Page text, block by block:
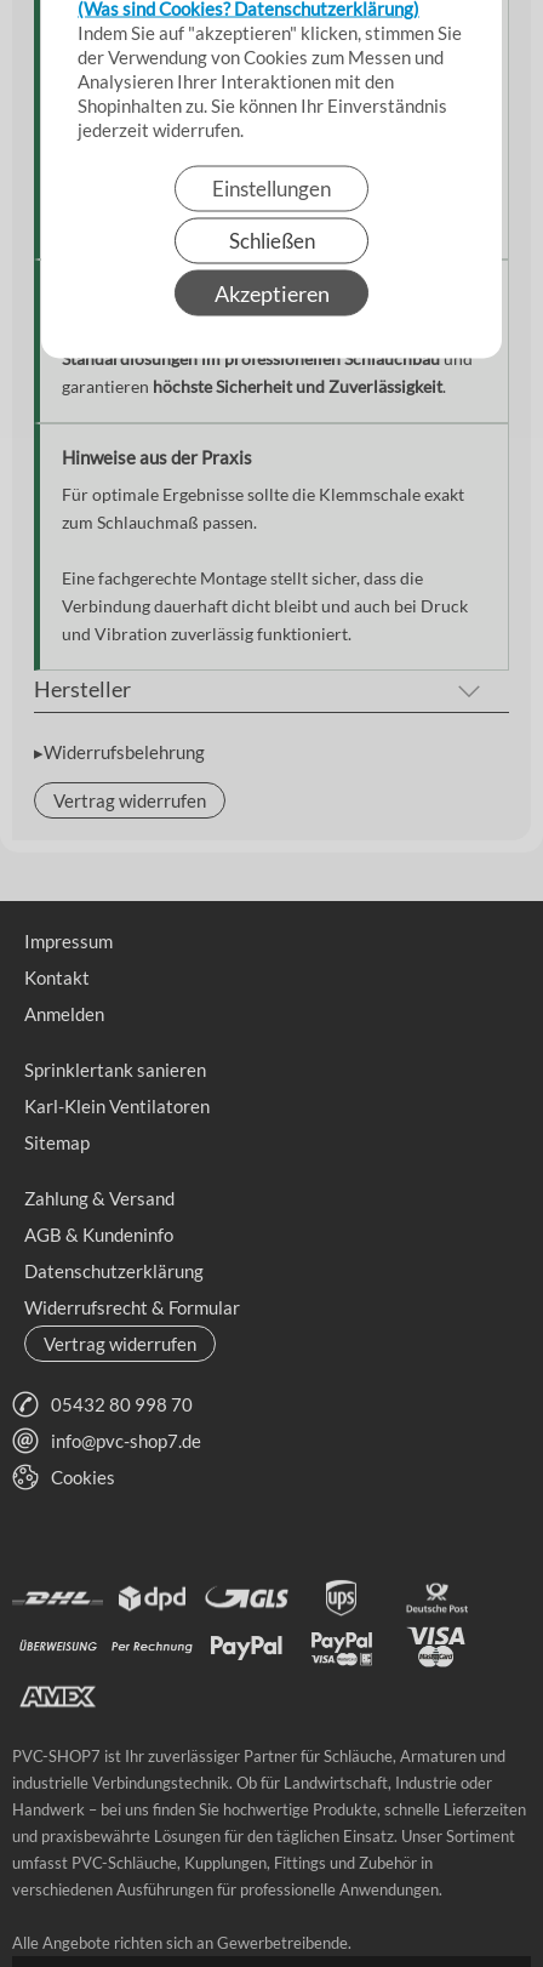
(Was sind Cookies? Datenschutzerklärung)
Indem Sie auf "akzeptieren" klicken, stimmen Sie
der Verwendung von Cookies zum Messen und
Analysieren Ihrer Interaktionen mit den
Shopinhalten zu. Sie können Ihr Einverständnis
jederzeit widerrufen.
Einstellungen
Schließen
Akzeptieren
Die Klemmschale wird um den Schlauch gelegt und
gleichmäßig verschraubt. Dadurch entsteht eine
gleichmäßige Druckverteilungund eine sichere
Verbindung.
Dies sorgt für einedichte, belastbare und dauerhaft
zuverlässige Schlauchbefestigung, auch bei hoher
Beanspruchung.
Einordnung & Einsatzkontext
Standardlösungen im professionellen Schlauchbauund
garantieren höchste Sicherheit und Zuverlässigkeit.
Hinweise aus der Praxis
Für optimale Ergebnisse sollte die Klemmschale exakt
zum Schlauchmaß passen.
Eine fachgerechte Montage stellt sicher, dass die
Verbindung dauerhaft dicht bleibt und auch bei Druck
und Vibration zuverlässig funktioniert.
Hersteller
▸Widerrufsbelehrung
Vertrag widerrufen
Impressum
Kontakt
Anmelden
Sprinklertank sanieren
Karl-Klein Ventilatoren
Sitemap
Zahlung & Versand
AGB & Kundeninfo
Datenschutzerklärung
Widerrufsrecht & Formular
Vertrag widerrufen
05432 80 998 70
info@pvc-shop7.de
Cookies
PVC-SHOP7 ist Ihr zuverlässiger Partner für Schläuche, Armaturen und
industrielle Verbindungstechnik. Ob für Landwirtschaft, Industrie oder
Handwerk – bei uns finden Sie hochwertige Produkte, schnelle Lieferzeiten
und praxisbewährte Lösungen für den täglichen Einsatz. Unser Sortiment
umfasst PVC-Schläuche, Kupplungen, Fittings und Zubehör in
verschiedenen Ausführungen für professionelle Anwendungen.
Alle Angebote richten sich an Gewerbetreibende.